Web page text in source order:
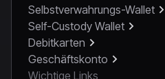
Selbstverwahrungs-Wallet
Self-Custody Wallet
Debitkarten
Geschäftskonto
Wichtige Links